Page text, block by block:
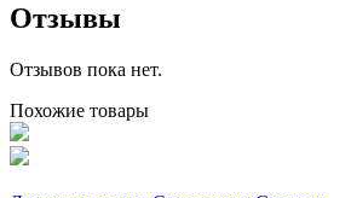
Отзывы
Отзывов пока нет.
Похожие товары